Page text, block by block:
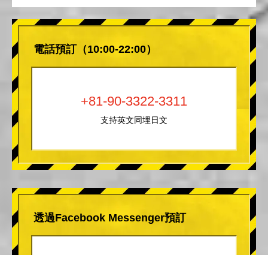
電話預訂（10:00-22:00）
+81-90-3322-3311
支持英文同埋日文
透過Facebook Messenger預訂